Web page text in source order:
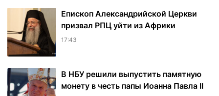
Епископ Александрийской Церкви
призвал РПЦ уйти из Африки
17:43
В НБУ решили выпустить памятную
монету в честь папы Иоанна Павла II